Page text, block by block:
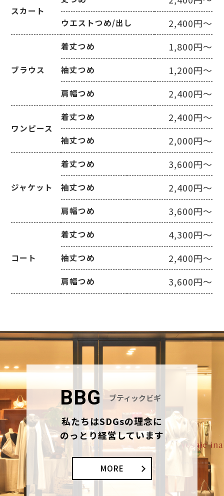
スカート
ウエストつめ/出し 2,400円～
ブラウス
着丈つめ 1,800円～
袖丈つめ 1,200円～
肩幅つめ 2,400円～
ワンピース
着丈つめ 2,400円～
袖丈つめ 2,000円～
ジャケット
着丈つめ 3,600円～
袖丈つめ 2,400円～
肩幅つめ 3,600円～
コート
着丈つめ 4,300円～
袖丈つめ 2,400円～
肩幅つめ 3,600円～
BBG ブティックビギ
私たちはSDGsの理念に
のっとり経営しています
MORE